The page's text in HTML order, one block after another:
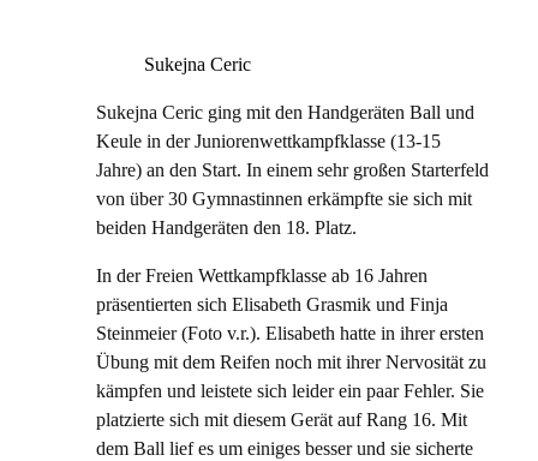
Sukejna Ceric
Sukejna Ceric ging mit den Handgeräten Ball und
Keule in der Juniorenwettkampfklasse (13-15
Jahre) an den Start. In einem sehr großen Starterfeld
von über 30 Gymnastinnen erkämpfte sie sich mit
beiden Handgeräten den 18. Platz.
In der Freien Wettkampfklasse ab 16 Jahren
präsentierten sich Elisabeth Grasmik und Finja
Steinmeier (Foto v.r.). Elisabeth hatte in ihrer ersten
Übung mit dem Reifen noch mit ihrer Nervosität zu
kämpfen und leistete sich leider ein paar Fehler. Sie
platzierte sich mit diesem Gerät auf Rang 16. Mit
dem Ball lief es um einiges besser und sie sicherte